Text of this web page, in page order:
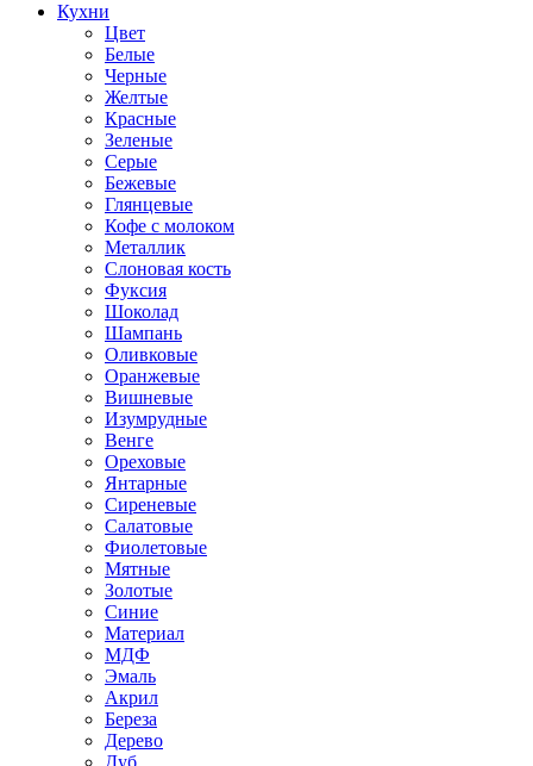
Кухни
Цвет
Белые
Черные
Желтые
Красные
Зеленые
Серые
Бежевые
Глянцевые
Кофе с молоком
Металлик
Слоновая кость
Фуксия
Шоколад
Шампань
Оливковые
Оранжевые
Вишневые
Изумрудные
Венге
Ореховые
Янтарные
Сиреневые
Салатовые
Фиолетовые
Мятные
Золотые
Синие
Материал
МДФ
Эмаль
Акрил
Береза
Дерево
Дуб